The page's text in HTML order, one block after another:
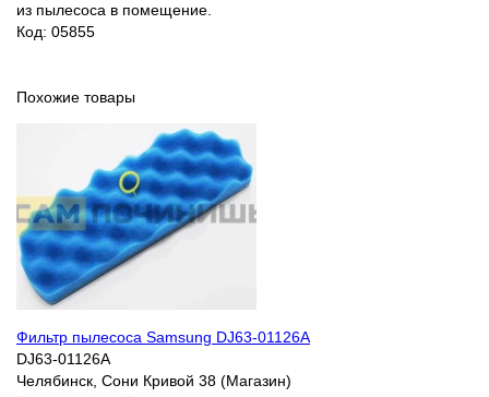
из пылесоса в помещение.
Код: 05855
Похожие товары
Фильтр пылесоса Samsung DJ63-01126A
DJ63-01126A
Челябинск, Сони Кривой 38 (Магазин)